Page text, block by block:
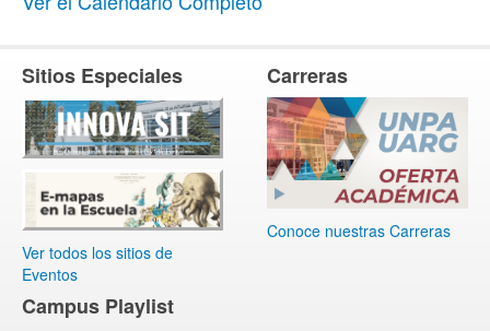
Sitios Especiales
Ver todos los sitios de
Eventos
Carreras
Conoce nuestras Carreras
Campus Playlist